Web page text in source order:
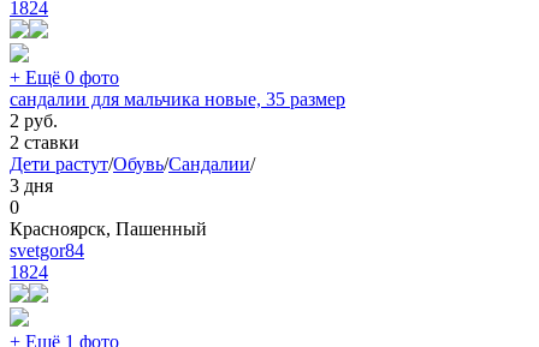
1824
+ Ещё 0 фото
сандалии для мальчика новые, 35 размер
2 руб.
2 ставки
Дети растут/Обувь/Сандалии/
3 дня
0
Красноярск, Пашенный
svetgor84
1824
+ Ещё 1 фото